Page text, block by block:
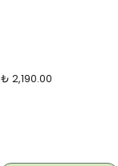
₺ 2,190.00